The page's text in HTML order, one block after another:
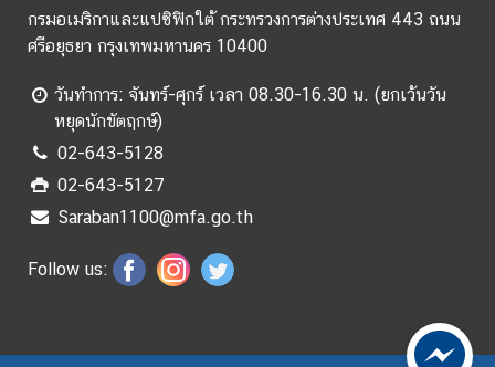
ติ
ด
ต่
อ
ส
อ
ท
/
ก
ไ
กรมอเมริกาและแปซิฟิกใต้ กระทรวงการต่างประเทศ 443 ถนน
ศรีอยุธยา กรุงเทพมหานคร 10400
วันทำการ: จันทร์-ศุกร์ เวลา 08.30-16.30 น. (ยกเว้นวัน
หยุดนักขัตฤกษ์)
02-643-5128
02-643-5127
Saraban1100@mfa.go.th
Follow us: